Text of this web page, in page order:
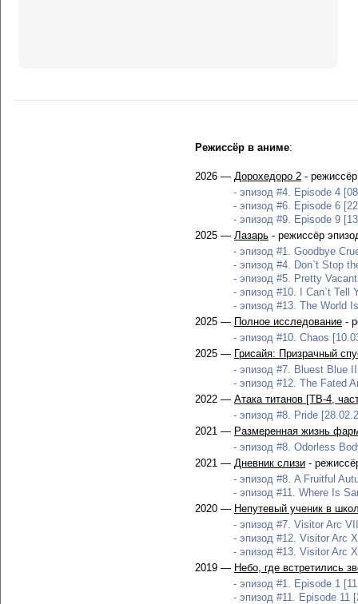
Режиссёр в аниме:
2026 — Дорохедоро 2 -
- эпизод #4. Episode 4
- эпизод #6. Episode 6
- эпизод #9. Episode 9
2025 — Лазарь - режиссёр
- эпизод #1. Goodbye
- эпизод #4. Don`t Stop
- эпизод #5. Pretty
- эпизод #10. I Can`t Tell
- эпизод #13. The World
2025 — Полное исследование -
- эпизод #10. Chaos
2025 — Грисайя: Призрачный
- эпизод #7. Bluest Blue
- эпизод #12. The Fated
2022 — Атака титанов [ТВ-4,
- эпизод #8. Pride
2021 — Размеренная жизнь
- эпизод #8. Odorless
2021 — Дневник слизи -
- эпизод #8. A Fruitful
- эпизод #11. Where Is
2020 — Непутевый ученик в
- эпизод #7. Visitor Arc
- эпизод #12. Visitor Arc
- эпизод #13. Visitor Arc
2019 — Небо, где встретились
- эпизод #1. Episode 1
- эпизод #11. Episode 11